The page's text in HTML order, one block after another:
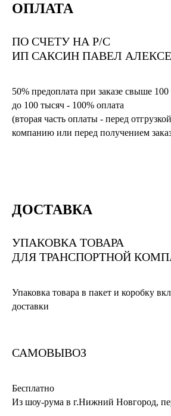
ОПЛАТА
ПО СЧЕТУ НА Р/С
ИП САКСИН ПАВЕЛ
50% предоплата при заказе свыше
до 100 тысяч - 100% оплата
(вторая часть оплаты - перед
компанию или перед получением
ДОСТАВКА
УПАКОВКА ТОВАРА
ДЛЯ ТРАНСПОРТНОЙ
Упаковка товара в пакет и коробку
доставки
САМОВЫВОЗ
Бесплатно
Из шоу-рума в г.Нижний Новгород,